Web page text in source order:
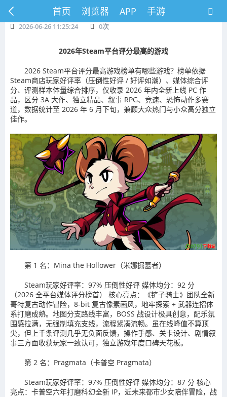
首页 浏览器 APP 手游
2026-06-26 11:25:24 0次
2026年Steam平台评分最高的游戏
2026 Steam平台评分最高游戏榜单有哪些游戏？榜单依据
Steam商店玩家好评率（压倒性好评 / 好评如潮）、媒体综合评
分、评测样本体量综合排序，仅收录 2026 年内全新上线 PC 作
品，区分 3A 大作、独立精品、叙事 RPG、竞速、恐怖动作多赛
道，数据统计至 2026 年 6 月下旬，兼顾大众热门与小众高分独立
佳作。
第 1 名：Mina the Hollower（米娜掘墓者）
Steam玩家好评率：97% 压倒性好评 媒体均分：92 分
（2026 全平台媒体评分榜首） 核心亮点：《铲子骑士》团队全新
哥特复古动作冒险，8-bit 复古像素画风，地牢探索 + 武器连招体
系打磨成熟。地图分支路线丰富，BOSS 战设计极具创意，配乐氛
围感拉满，无强制填充支线，流程紧凑流畅。虽在线峰值不算顶
尖，但上千条评测几乎无负面反馈，操作手感、关卡设计、剧情叙
事三方面收获玩家一致认可，独立游戏年度口碑天花板。
第 2 名：Pragmata（卡普空 Pragmata）
Steam玩家好评率：97% 压倒性好评 媒体均分：87 分 核心
亮点：卡普空六年打磨科幻全新 IP，近未来都市少女陪伴冒险，战